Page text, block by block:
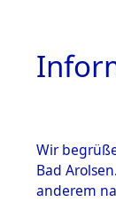
Wir
Bad
anderem